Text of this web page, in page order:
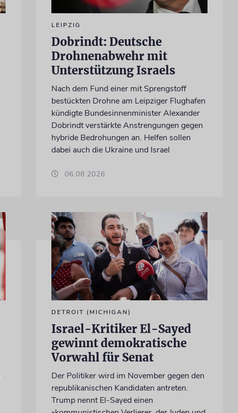
LEIPZIG
Dobrindt: Deutsche
Drohnenabwehr mit
Unterstützung Israels
Nach dem Fund einer mit Sprengstoff
bestückten Drohne am Leipziger Flughafen
kündigte Bundesinnenminister Alexander
Dobrindt verstärkte Anstrengungen gegen
hybride Bedrohungen an. Helfen sollen
dabei auch die Ukraine und Israel
06.08.2026
DETROIT (MICHIGAN)
Israel-Kritiker El-Sayed
gewinnt demokratische
Vorwahl für Senat
Der Politiker wird im November gegen den
republikanischen Kandidaten antreten.
Trump nennt El-Sayed einen